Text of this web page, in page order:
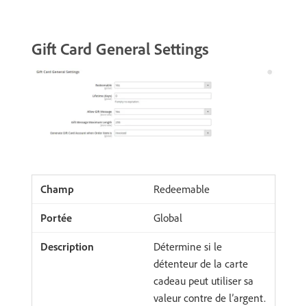
Gift Card General Settings
Redeemable
Global
Détermine si le
détenteur de la carte
cadeau peut utiliser sa
valeur contre de l’argent.